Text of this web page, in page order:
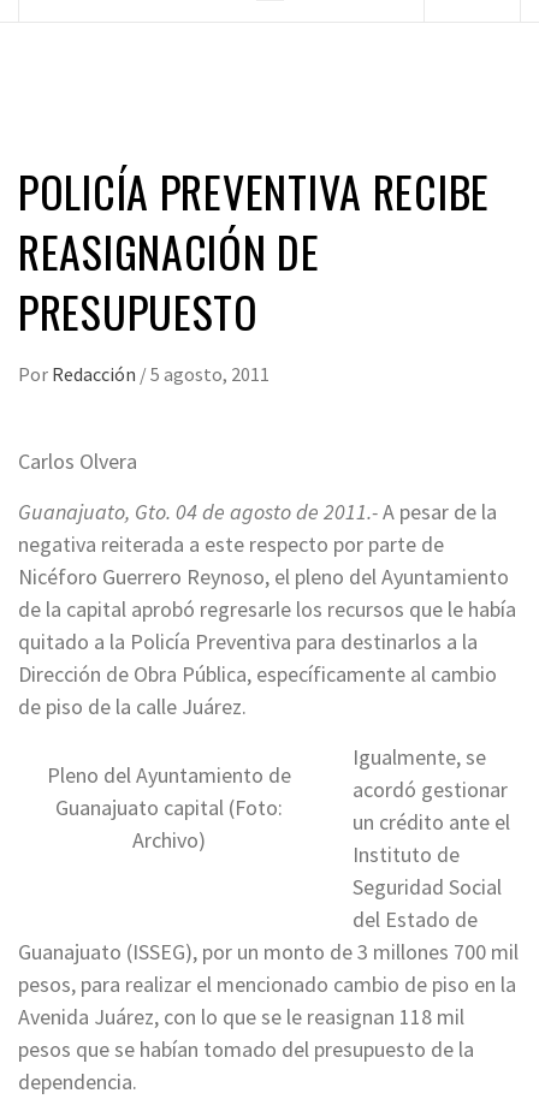
POLICÍA PREVENTIVA RECIBE
REASIGNACIÓN DE
PRESUPUESTO
Por Redacción /5 agosto, 2011
Carlos Olvera
Guanajuato, Gto. 04 de agosto de 2011.-A pesar de la
negativa reiterada a este respecto por parte de
Nicéforo Guerrero Reynoso, el pleno del Ayuntamiento
de la capital aprobó regresarle los recursos que le había
quitado a la Policía Preventiva para destinarlos a la
Dirección de Obra Pública, específicamente al cambio
de piso de la calle Juárez.
Pleno del Ayuntamiento de
Guanajuato capital (Foto:
Archivo)
Igualmente, se
acordó gestionar
un crédito ante el
Instituto de
Seguridad Social
del Estado de
Guanajuato (ISSEG), por un monto de 3 millones 700 mil
pesos, para realizar el mencionado cambio de piso en la
Avenida Juárez, con lo que se le reasignan 118 mil
pesos que se habían tomado del presupuesto de la
dependencia.